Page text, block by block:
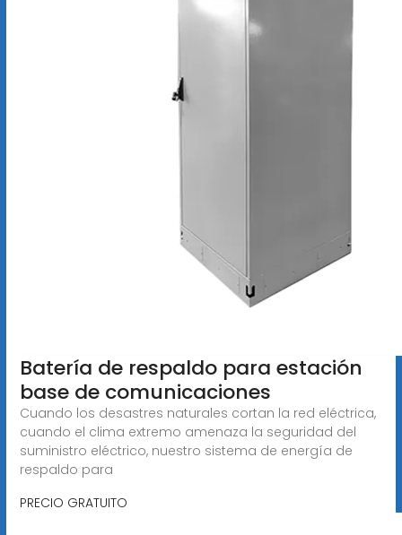
Batería de respaldo para estación
base de comunicaciones
Cuando los desastres naturales cortan la red eléctrica,
cuando el clima extremo amenaza la seguridad del
suministro eléctrico, nuestro sistema de energía de
respaldo para
PRECIO GRATUITO